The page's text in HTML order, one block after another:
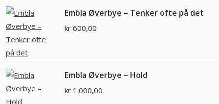
Embla Øverbye – Tenker ofte på det
kr 600,00
Embla Øverbye – Hold
kr 1.000,00